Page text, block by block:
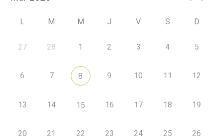
L M M J V S D
27 28 1 2 3 4 5
6 7 8 9 10 11 12
13 14 15 16 17 18 19
20 21 22 23 24 25 26